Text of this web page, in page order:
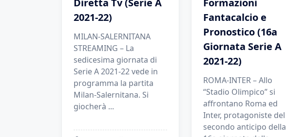
Diretta Tv (Serie A
2021-22)
MILAN-SALERNITANA
STREAMING – La
sedicesima giornata di
Serie A 2021-22 vede in
programma la partita
Milan-Salernitana. Si
giocherà ...
Formazioni
Fantacalcio e
Pronostico (16a
Giornata Serie A
2021-22)
ROMA-INTER – Allo
“Stadio Olimpico” si
affrontano Roma ed
Inter, protagoniste del
secondo anticipo della